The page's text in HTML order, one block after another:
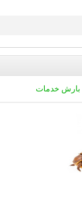
بارش خدمات